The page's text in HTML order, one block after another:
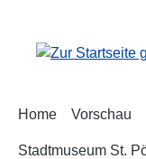
Home Vorschau
Stadtmuseum St.